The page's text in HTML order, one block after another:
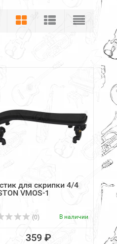
для скрипки 4/4
VMOS-1
(0) В наличии
359 ₽